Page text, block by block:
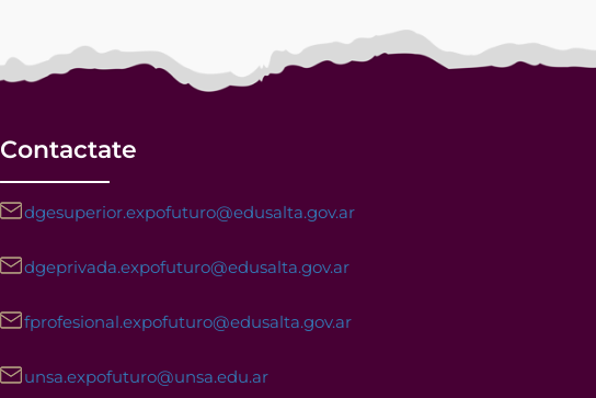
Contactate
dgesuperior.expofuturo@edusalta.gov.ar
dgeprivada.expofuturo@edusalta.gov.ar
fprofesional.expofuturo@edusalta.gov.ar
unsa.expofuturo@unsa.edu.ar